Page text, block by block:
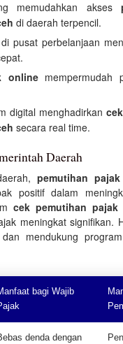
memudahkan akses
di daerah terpencil.
pusat perbelanjaan
onlinemempermudah
digital menghadirkan
secara real time.
Daerah
pemutihan
positif dalam
cek pemutihan pajak
meningkat signifikan.
mendukung
bagi Wajib
denda dengan